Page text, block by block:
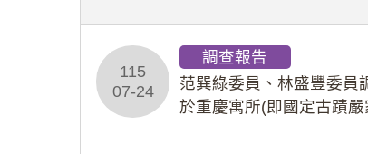
115
07-24
調查報告
范巽綠委員、林盛豐委員
於重慶寓所(即國定古蹟